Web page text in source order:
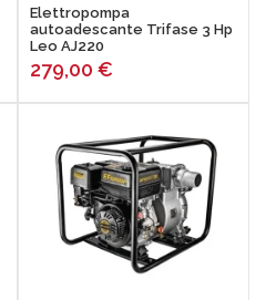
Elettropompa
autoadescante Trifase 3 Hp
Leo AJ220
279,00 €